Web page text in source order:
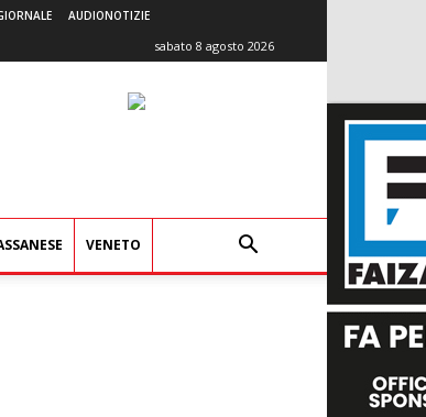
AUDIONOTIZIE
sabato 8 agosto 2026
VENETO